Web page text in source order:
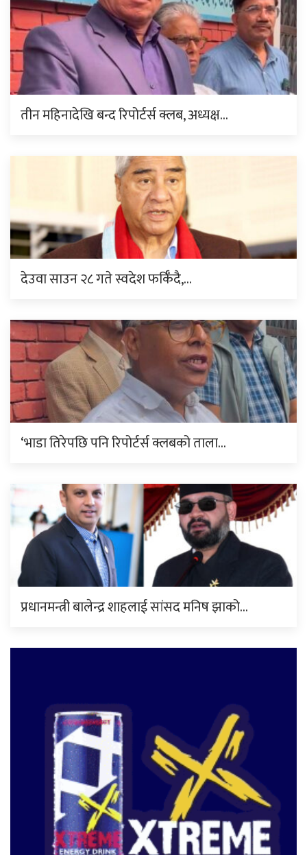
तीन महिनादेखि बन्द रिपोर्टर्स क्लब, अध्यक्ष…
देउवा साउन २८ गते स्वदेश फर्किँदै,…
‘भाडा तिरेपछि पनि रिपोर्टर्स क्लबको ताला…
प्रधानमन्त्री बालेन्द्र शाहलाई सांसद मनिष झाको…